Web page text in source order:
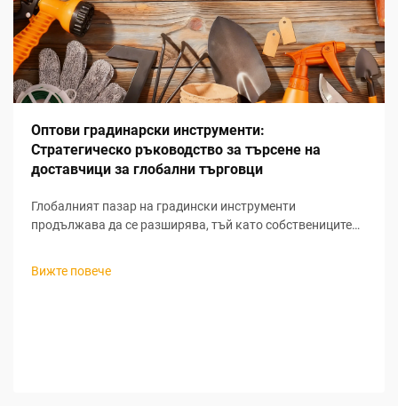
Оптови градинарски инструменти:
Стратегическо ръководство за търсене на
доставчици за глобални търговци
Глобалният пазар на градински инструменти
продължава да се разширява, тъй като собствениците
градинарството. За търговците, които търсят печеливши
Вижте повече